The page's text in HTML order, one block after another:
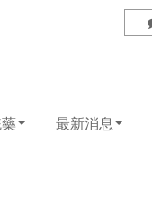
最新消息